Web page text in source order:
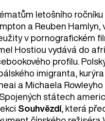
letošního
a Reuben
v pornografickém
Hostiou vydává do
profilu.
imigranta,
a Michaela Rowleyho
státech
Souhvězdí, která